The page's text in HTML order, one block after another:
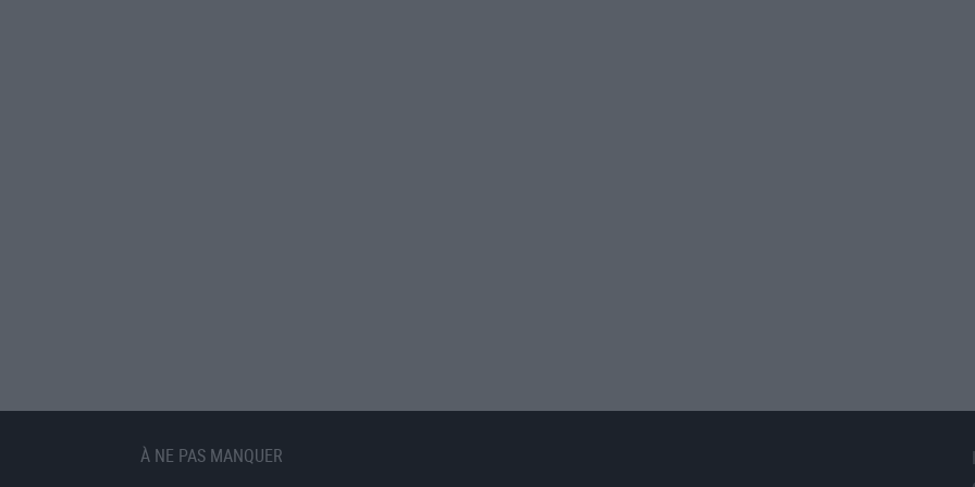
À NE PAS MANQUER